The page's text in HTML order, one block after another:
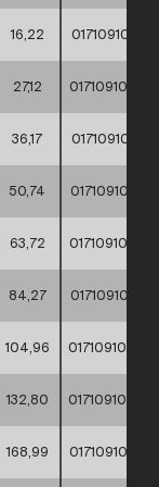
16,22
27,12
36,17
50,74
63,72
84,27
104,96
132,80
168,99